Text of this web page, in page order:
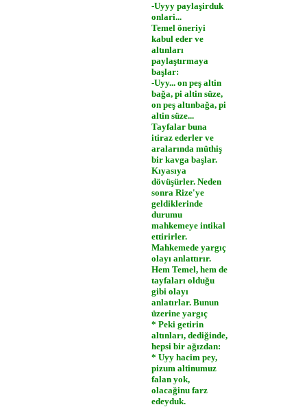
-Uyyy paylaşirduk
onlari...
Temel öneriyi
kabul eder ve
altınları
paylaştırmaya
başlar:
-Uyy... on peş altin
bağa, pi altin süze,
on peş altınbağa, pi
altin süze...
Tayfalar buna
itiraz ederler ve
aralarında müthiş
bir kavga başlar.
Kıyasıya
dövüşürler. Neden
sonra Rize'ye
geldiklerinde
durumu
mahkemeye intikal
ettirirler.
Mahkemede yargıç
olayı anlattırır.
Hem Temel, hem de
tayfaları olduğu
gibi olayı
anlatırlar. Bunun
üzerine yargıç
* Peki getirin
altınları, dediğinde,
hepsi bir ağızdan:
* Uyy hacim pey,
pizum altinumuz
falan yok,
olacağinu farz
edeyduk.